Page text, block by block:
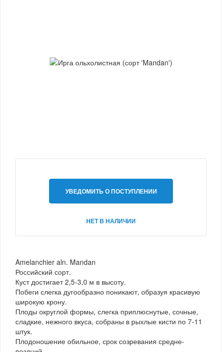
УВЕДОМИТЬ О ПОСТУПЛЕНИИ
НЕТ В НАЛИЧИИ
Amelanchier aln. Mandan
Российский сорт.
Куст достигает 2,5-3,0 м в высоту.
Побеги слегка дугообразно поникают, образуя красивую
широкую крону.
Плоды округлой формы, слегка приплюснутые, сочные,
сладкие, нежного вкуса, собраны в рыхлые кисти по 7-11
штук.
Плодоношение обильное, срок созревания средне-